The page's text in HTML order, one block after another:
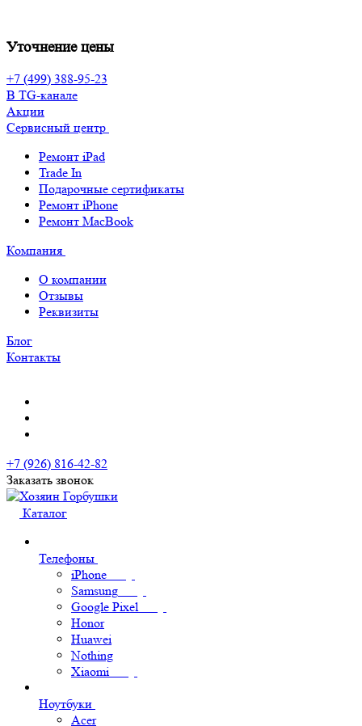
Уточнение цены
+7 (499) 388-95-23
В TG-канале
Акции
Сервисный центр
Ремонт iPad
Trade In
Подарочные сертификаты
Ремонт iPhone
Ремонт MacBook
Компания
О компании
Отзывы
Реквизиты
Блог
Контакты
+7 (926) 816-42-82
Заказать звонок
Каталог
Телефоны
iPhone
Samsung
Google Pixel
Honor
Huawei
Nothing
Xiaomi
Ноутбуки
Acer